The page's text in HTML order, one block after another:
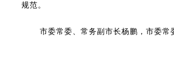
规范。
市委常委、常务副市长杨鹏，市委常